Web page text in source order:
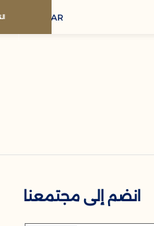
AR
انضم إلى مجتمعنا